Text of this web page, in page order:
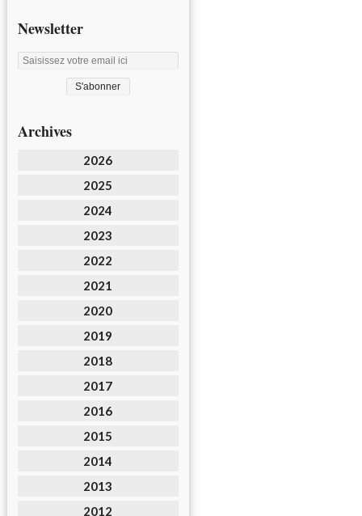
Newsletter
Archives
2026
2025
2024
2023
2022
2021
2020
2019
2018
2017
2016
2015
2014
2013
2012